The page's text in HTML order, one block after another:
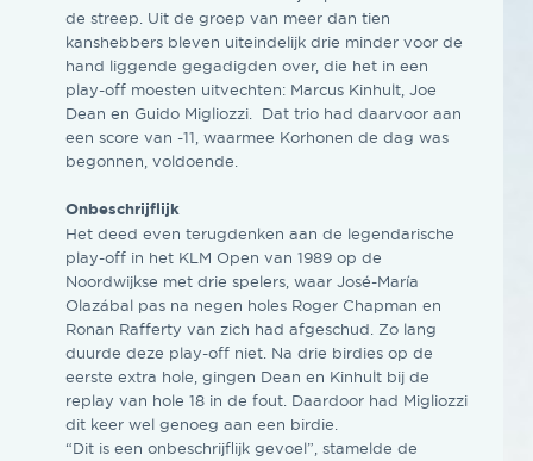
de streep. Uit de groep van meer dan tien
kanshebbers bleven uiteindelijk drie minder voor de
hand liggende gegadigden over, die het in een
play-off moesten uitvechten: Marcus Kinhult, Joe
Dean en Guido Migliozzi. Dat trio had daarvoor aan
een score van -11, waarmee Korhonen de dag was
begonnen, voldoende.
Onbeschrijflijk
Het deed even terugdenken aan de legendarische
play-off in het KLM Open van 1989 op de
Noordwijkse met drie spelers, waar José-María
Olazábal pas na negen holes Roger Chapman en
Ronan Rafferty van zich had afgeschud. Zo lang
duurde deze play-off niet. Na drie birdies op de
eerste extra hole, gingen Dean en Kinhult bij de
replay van hole 18 in de fout. Daardoor had Migliozzi
dit keer wel genoeg aan een birdie.
“Dit is een onbeschrijflijk gevoel”, stamelde de